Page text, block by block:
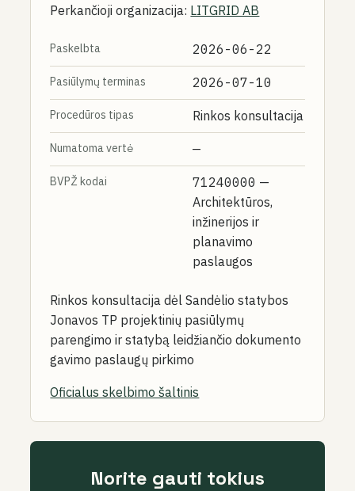
Perkančioji organizacija: LITGRID AB
Paskelbta 2026-06-22
Pasiūlymų terminas 2026-07-10
Procedūros tipas Rinkos konsultacija
Numatoma vertė —
BVPŽ kodai 71240000 —
Architektūros,
inžinerijos ir
planavimo
paslaugos
Rinkos konsultacija dėl Sandėlio statybos
Jonavos TP projektinių pasiūlymų
parengimo ir statybą leidžiančio dokumento
gavimo paslaugų pirkimo
Oficialus skelbimo šaltinis
Norite gauti tokius